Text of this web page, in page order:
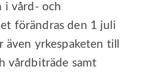
i vård- och
förändras den 1 juli
yrkespaketen till
vårdbiträde samt